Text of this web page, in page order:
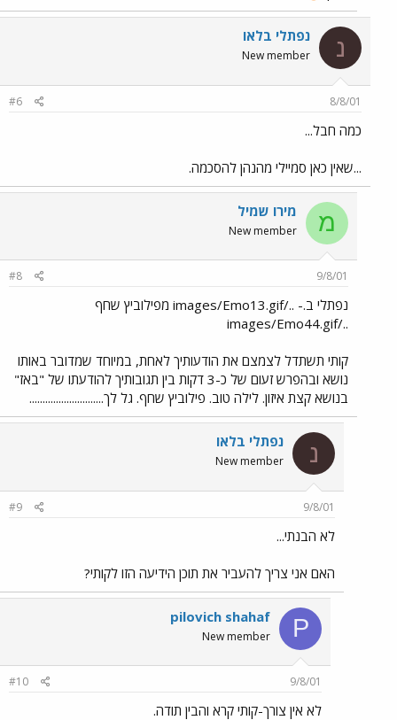
נ נפתלי בלאו
New member
8/8/01
#6
כמה חבל...
...שאין כאן סמיילי מהנהן להסכמה.
מ מירו שמיל
New member
9/8/01
#8
נפתלי ב.- ../images/Emo13.gif מפילוביץ שחף
../images/Emo44.gif
קותי תשתדל לצמצם את הודעותיך לאחת, במיוחד שמדובר באותו
נושא ובהפרש זעום של כ-3 דקות בין תגובותיך להודעתו של "באז"
בנושא קצת איזון. לילה טוב. פילוביץ שחף. גל לך............................
נ נפתלי בלאו
New member
9/8/01
#9
לא הבנתי...
האם אני צריך להעביר את תוכן הידיעה הזו לקותי?
P
pilovich shahaf
New member
9/8/01
#10
לא אין צורך-קותי קרא והבין תודה.